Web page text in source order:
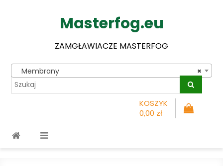
Masterfog.eu
ZAMGŁAWIACZE MASTERFOG
×
Membrany
KOSZYK
0,00 zł